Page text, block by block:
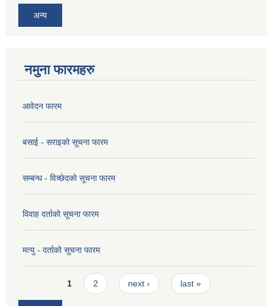
अन्य
नमुना फारमहरु
आवेदन फारम
बसाई - सराइको सूचना फारम
सम्बन्ध - विच्छेदको सूचना फारम
विवाह दर्ताको सूचना फारम
मत्यु - दर्ताको सूचना फारम
Pages1 2 next › last »